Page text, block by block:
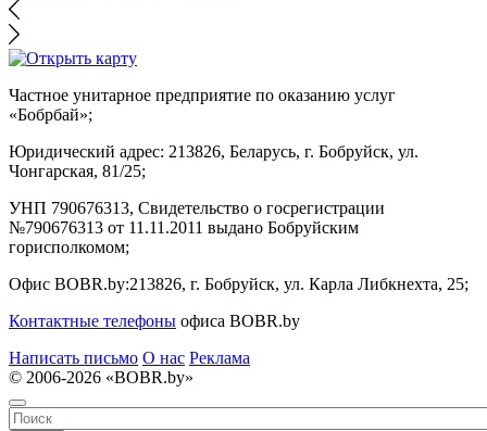
Частное унитарное предприятие по оказанию услуг
«Бобрбай»;
Юридический адрес: 213826, Беларусь, г. Бобруйск, ул.
Чонгарская, 81/25;
УНП 790676313, Свидетельство о госрегистрации
№790676313 от 11.11.2011 выдано Бобруйским
горисполкомом;
Офис BOBR.by:213826, г. Бобруйск, ул. Карла Либкнехта, 25;
Контактные телефоны офиса BOBR.by
Написать письмо О нас Реклама
© 2006-2026 «BOBR.by»